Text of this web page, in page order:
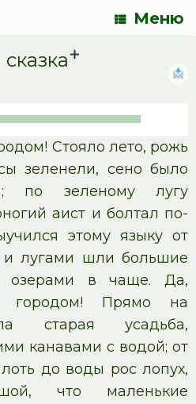
Меню
Стояло лето, рожь
зеленели, сено было
по зеленому лугу
аист и болтал по-
этому языку от
и лугами шли большие
озерами в чаще. Да,
Прямо на
старая усадьба,
канавами с водой; от
до воды рос лопух,
что маленькие